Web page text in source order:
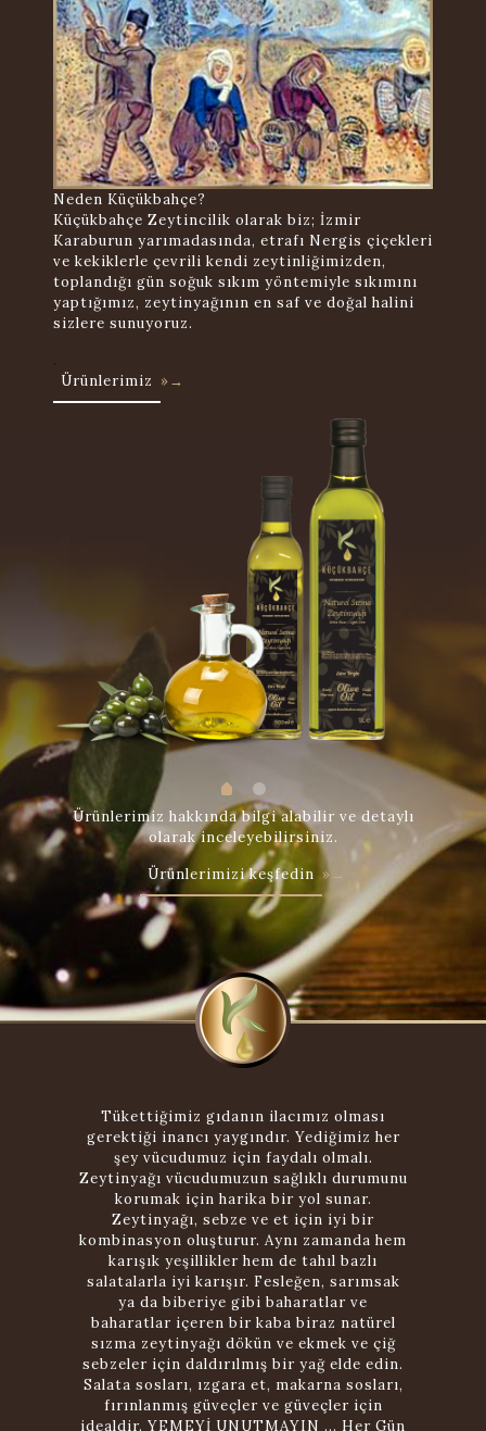
Neden Küçükbahçe?
Küçükbahçe Zeytincilik olarak biz; İzmir
Karaburun yarımadasında, etrafı Nergis çiçekleri
ve kekiklerle çevrili kendi zeytinliğimizden,
toplandığı gün soğuk sıkım yöntemiyle sıkımını
yaptığımız, zeytinyağının en saf ve doğal halini
sizlere sunuyoruz.
.
Ürünlerimiz »→
Ürünlerimiz hakkında bilgi alabilir ve detaylı
olarak inceleyebilirsiniz.
Ürünlerimizi keşfedin »→
Tükettiğimiz gıdanın ilacımız olması
gerektiği inancı yaygındır. Yediğimiz her
şey vücudumuz için faydalı olmalı.
Zeytinyağı vücudumuzun sağlıklı durumunu
korumak için harika bir yol sunar.
Zeytinyağı, sebze ve et için iyi bir
kombinasyon oluşturur. Aynı zamanda hem
karışık yeşillikler hem de tahıl bazlı
salatalarla iyi karışır. Fesleğen, sarımsak
ya da biberiye gibi baharatlar ve
baharatlar içeren bir kaba biraz natürel
sızma zeytinyağı dökün ve ekmek ve çiğ
sebzeler için daldırılmış bir yağ elde edin.
Salata sosları, ızgara et, makarna sosları,
fırınlanmış güveçler ve güveçler için
idealdir. YEMEYİ UNUTMAYIN ... Her Gün